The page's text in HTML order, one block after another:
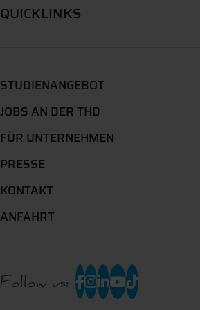
QUICKLINKS
STUDIENANGEBOT
JOBS AN DER THD
FÜR UNTERNEHMEN
PRESSE
KONTAKT
ANFAHRT
Follow us: